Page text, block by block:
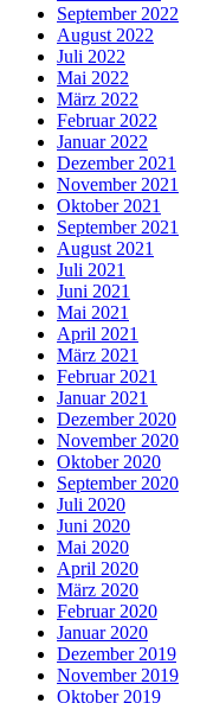
September 2022
August 2022
Juli 2022
Mai 2022
März 2022
Februar 2022
Januar 2022
Dezember 2021
November 2021
Oktober 2021
September 2021
August 2021
Juli 2021
Juni 2021
Mai 2021
April 2021
März 2021
Februar 2021
Januar 2021
Dezember 2020
November 2020
Oktober 2020
September 2020
Juli 2020
Juni 2020
Mai 2020
April 2020
März 2020
Februar 2020
Januar 2020
Dezember 2019
November 2019
Oktober 2019